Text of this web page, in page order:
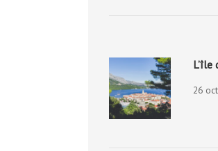
L’île
26